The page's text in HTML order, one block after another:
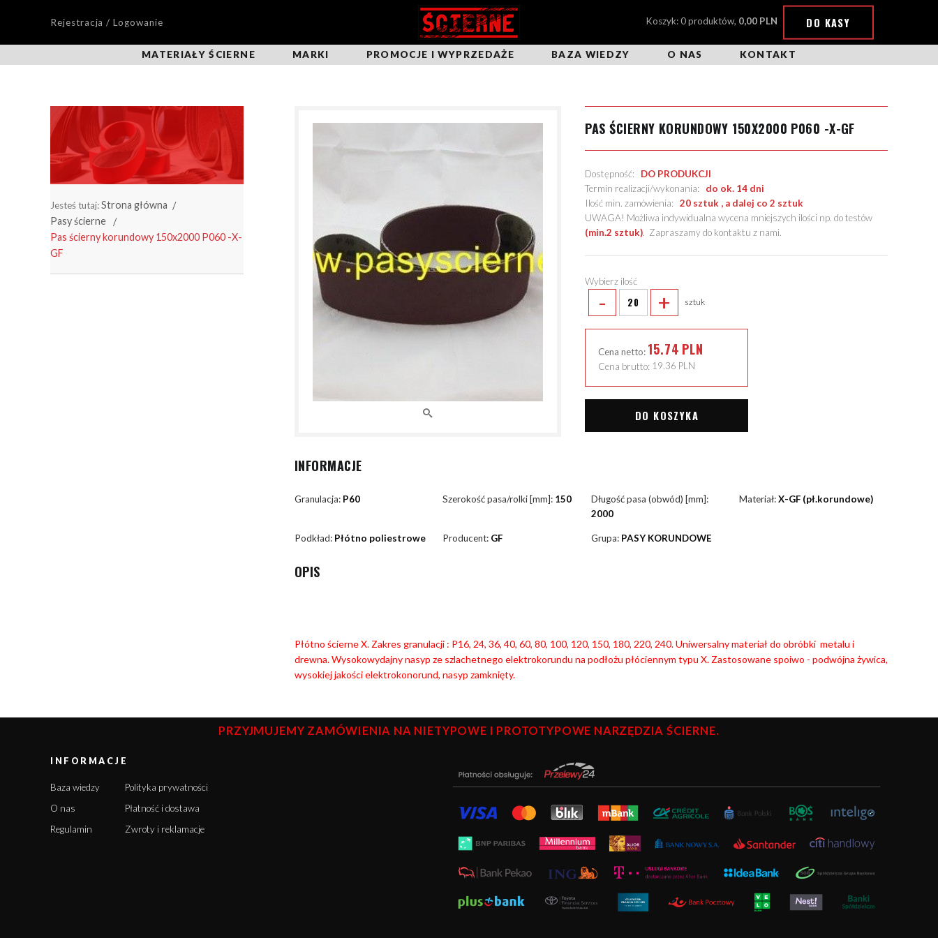
Rejestracja / Logowanie Koszyk: 0 produktów, 0,00 PLN DO KASY
MATERIAŁY ŚCIERNE MARKI PROMOCJE I WYPRZEDAŻE BAZA WIEDZY O NAS KONTAKT
Jesteś tutaj:Strona główna
Pasy ścierne
Pas ścierny korundowy 150x2000 P060 -X-
GF
PAS ŚCIERNY KORUNDOWY 150X2000 P060 -X-GF
Dostępność: DO PRODUKCJI
Termin realizacji/wykonania: do ok. 14 dni
Ilość min. zamówienia:20 sztuk , a dalej co 2 sztuk
UWAGA! Możliwa indywidualna wycena mniejszych ilości np. do testów
(min.2 sztuk). Zapraszamy do kontaktu z nami.
Wybierz ilość
- + sztuk
Cena netto: 15.74 PLN
Cena brutto: 19.36 PLN
DO KOSZYKA
INFORMACJE
Granulacja: P60 Szerokość pasa/rolki [mm]: 150
Długość pasa (obwód) [mm]:
2000
Materiał:X-GF (pł.korundowe)
Podkład: Płótno poliestrowe Producent: GF Grupa: PASY KORUNDOWE
OPIS
Płótno ścierne X. Zakres granulacji : P16, 24, 36, 40, 60, 80, 100, 120, 150, 180, 220, 240. Uniwersalny materiał do obróbki metalu i
drewna. Wysokowydajny nasyp ze szlachetnego elektrokorundu na podłożu płóciennym typu X. Zastosowane spoiwo - podwójna żywica,
wysokiej jakości elektrokonorund, nasyp zamknięty.
PRZYJMUJEMY ZAMÓWIENIA NA NIETYPOWE I PROTOTYPOWE NARZĘDZIA ŚCIERNE.
INFORMACJE
Baza wiedzy
O nas
Regulamin
Polityka prywatności
Płatność i dostawa
Zwroty i reklamacje